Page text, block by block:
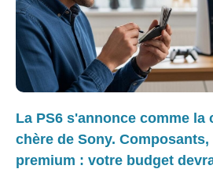
La PS6 s'annonce comme la
chère de Sony.
premium : votre budget